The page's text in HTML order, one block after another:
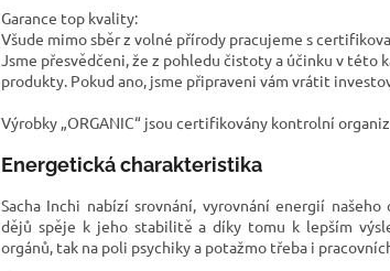
Garance top kvality:
Všude mimo sběr z volné přírody pracujeme s
Jsme přesvědčeni, že z pohledu čistoty a účinku v této
produkty. Pokud ano, jsme připraveni vám vrátit
Výrobky „ORGANIC“ jsou certifikovány kontrolní
Energetická charakteristika
Sacha Inchi nabízí srovnání, vyrovnání energií našeho
dějů spěje k jeho stabilitě a díky tomu k lepším
orgánů, tak na poli psychiky a potažmo třeba i